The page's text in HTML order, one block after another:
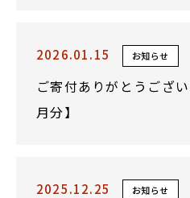
2026.01.15 お知らせ
ご寄付ありがとうござ
月分】
2025.12.25 お知らせ